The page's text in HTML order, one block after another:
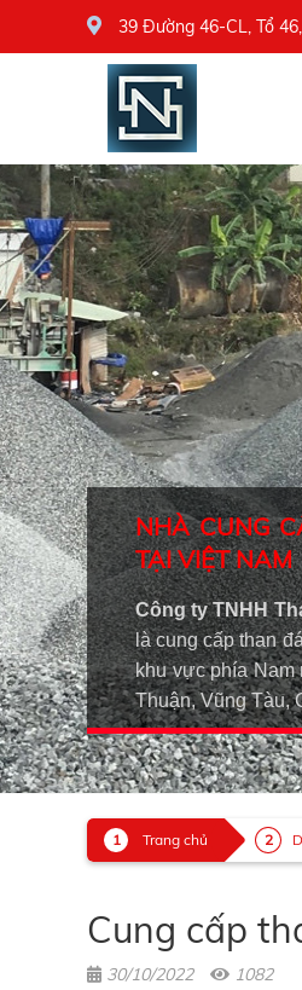
39 Đường 46-CL, Tổ
NHÀ CUNG
TẠI VIỆT NAM
Công ty TNHH
là cung cấp than
khu vực phía Nam
Thuận, Vũng Tàu,
Trang chủ
Cung cấp
30/10/2022 1082